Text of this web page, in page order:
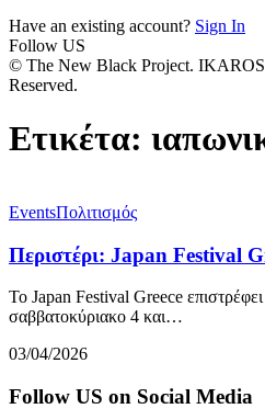
Have an existing account? Sign In
Follow US
© The New Black Project.
Reserved.
Ετικέτα:
EventsΠολιτισμός
Περιστέρι: Japan Festival
Το Japan Festival Greece
σαββατοκύριακο 4 και…
03/04/2026
Follow US on Social Media